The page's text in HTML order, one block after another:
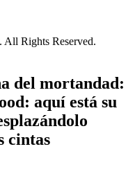
Rights Reserved.
del mortandad:
aquí está su
cintas